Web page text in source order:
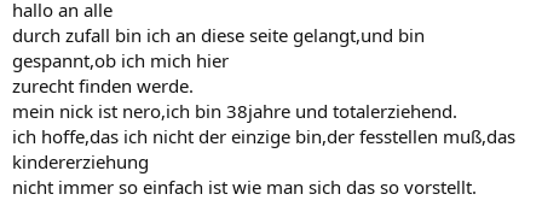
r
a
m
hallo an alle
durch zufall bin ich an diese seite gelangt,und bin
gespannt,ob ich mich hier
zurecht finden werde.
mein nick ist nero,ich bin 38jahre und totalerziehend.
ich hoffe,das ich nicht der einzige bin,der fesstellen muß,das
kindererziehung
nicht immer so einfach ist wie man sich das so vorstellt.